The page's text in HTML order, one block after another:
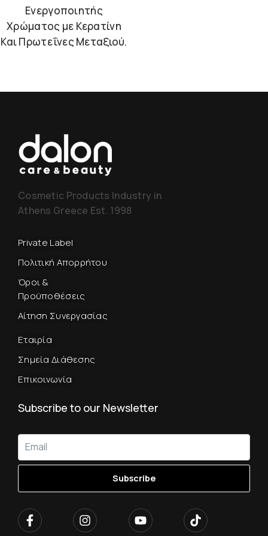
Ενεργοποιητής
Χρώματος με Κερατίνη
Και Πρωτεΐνες Μεταξιού.
Cosmetic Products Industry in
Athens Greece Est. 1998
Private Label
Πολιτική Απορρήτου
Όροι &
Προϋποθέσεις
Αίτηση Συνεργασίας
Εταιρία
Σημεία Διάθεσης
Επικοινωνία
Subscribe to our Newsletter
Subscribe